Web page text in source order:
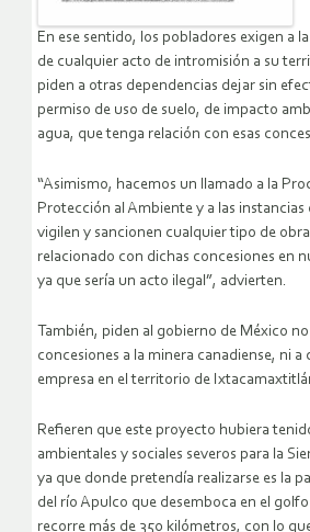
En ese sentido, los pobladores exigen a
de cualquier acto de intromisión a su
piden a otras dependencias dejar sin
permiso de uso de suelo, de impacto
agua, que tenga relación con esas
“Asimismo, hacemos un llamado a la
Protección al Ambiente y a las
vigilen y sancionen cualquier tipo de
relacionado con dichas concesiones en
ya que sería un acto ilegal”, advierten.
También, piden al gobierno de México
concesiones a la minera canadiense, ni a
empresa en el territorio de
Refieren que este proyecto hubiera
ambientales y sociales severos para la
ya que donde pretendía realizarse es la
del río Apulco que desemboca en el
recorre más de 350 kilómetros, con lo